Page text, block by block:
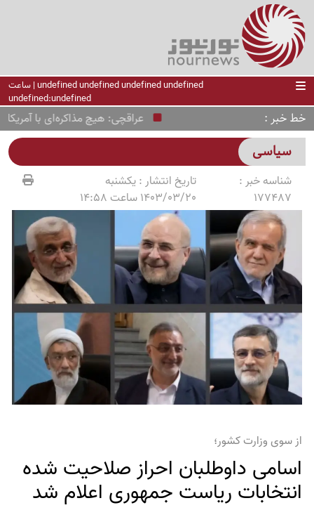
undefined undefined undefined undefined | ساعت
undefined:undefined
خط خبر عراقچی: هیچ مذاکره‌ای با آمریکا
سیاسی
شناسه خبر :
177487
تاریخ انتشار :یکشنبه
1403/03/20 ساعت 14:58
از سوی وزارت کشور؛
اسامی داوطلبان احراز صلاحیت شده
انتخابات ریاست جمهوری اعلام شد